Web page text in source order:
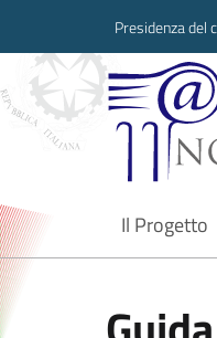
Presidenza del
Il Progetto
current